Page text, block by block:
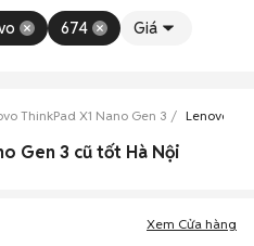
674 Giá
ThinkPad X1 Nano Gen 3 Lenovo
Gen 3 cũ tốt Hà Nội
Xem Cửa hàng